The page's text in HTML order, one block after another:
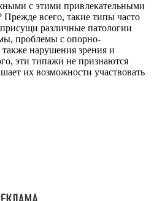
с этими привлекательными
всего, такие типы часто
различные патологии
проблемы с опорно-
нарушения зрения и
эти типажи не признаются
их возможности участвовать